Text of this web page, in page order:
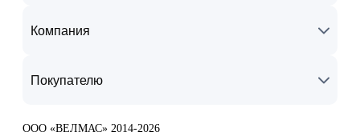
Компания
Покупателю
ООО «ВЕЛМАС» 2014-2026